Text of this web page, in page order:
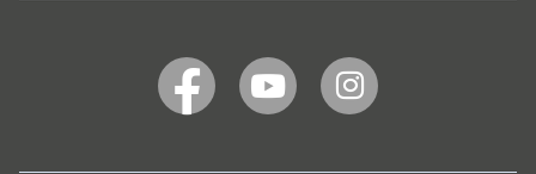
WERTGARANTIE
auf
WERTGARANTIE
auf
WERTGARANTIE
auf